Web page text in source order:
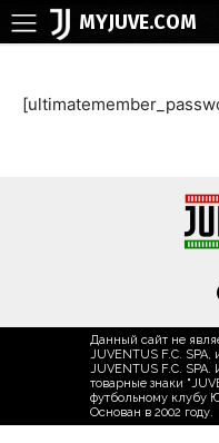
MYJUVE.COM
Данный сайт не
JUVENTUS F.C.
JUVENTUS F.C.
товарные знаки
футбольному клубу
Основан в 2002 году.